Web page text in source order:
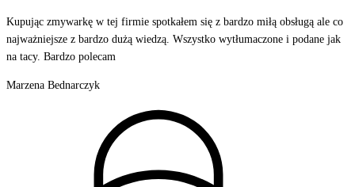
Kupując zmywarkę w tej firmie spotkałem się z bardzo miłą obsługą ale co
najważniejsze z bardzo dużą wiedzą. Wszystko wytłumaczone i podane jak
na tacy. Bardzo polecam
Marzena Bednarczyk